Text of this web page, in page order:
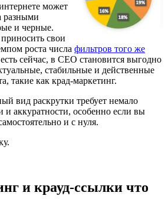
может
разными
и черные.
свои
роста числа фильтров того же
сейчас, в СЕО становится выгодно
стабильные и действенные
такие как крад-маркетинг.
вид раскрутки требует немало
и аккуратности, особенно если вы
и с нуля.
и крауд-ссылки что